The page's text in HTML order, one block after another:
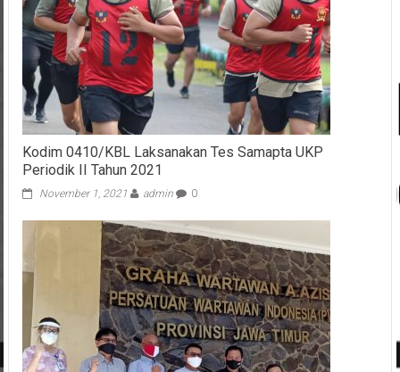
Kodim 0410/KBL Laksanakan Tes Samapta UKP
Periodik II Tahun 2021
November 1, 2021 admin 0